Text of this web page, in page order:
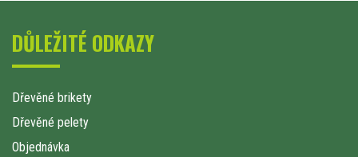
DŮLEŽITÉ ODKAZY
Dřevěné brikety
Dřevěné pelety
Objednávka